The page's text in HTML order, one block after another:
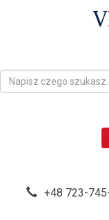
+48 723-